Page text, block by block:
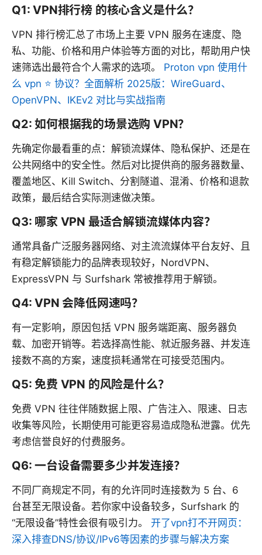
Q1: VPN排行榜 的核心含义是什么？
VPN 排行榜汇总了市场上主要 VPN 服务在速度、隐
私、功能、价格和用户体验等方面的对比，帮助用户快
速筛选出最符合个人需求的选项。 Proton vpn 使用什
么 vpn ⭐ 协议？全面解析 2025版：WireGuard、
OpenVPN、IKEv2 对比与实战指南
Q2: 如何根据我的场景选购 VPN？
先确定你最看重的点：解锁流媒体、隐私保护、还是在
公共网络中的安全性。然后对比提供商的服务器数量、
覆盖地区、Kill Switch、分割隧道、混淆、价格和退款
政策，最后结合实际测速做决策。
Q3: 哪家 VPN 最适合解锁流媒体内容？
通常具备广泛服务器网络、对主流流媒体平台友好、且
有稳定解锁能力的品牌表现较好，NordVPN、
ExpressVPN 与 Surfshark 常被推荐用于解锁。
Q4: VPN 会降低网速吗？
有一定影响，原因包括 VPN 服务端距离、服务器负
载、加密开销等。若选择高性能、就近服务器、并发连
接数不高的方案，速度损耗通常在可接受范围内。
Q5: 免费 VPN 的风险是什么？
免费 VPN 往往伴随数据上限、广告注入、限速、日志
收集等风险，长期使用可能更容易造成隐私泄露。优先
考虑信誉良好的付费服务。
Q6: 一台设备需要多少并发连接？
不同厂商规定不同，有的允许同时连接数为 5 台、6
台甚至无限设备。若你家中设备较多，Surfshark 的
“无限设备”特性会很有吸引力。 开了vpn打不开网页：
深入排查DNS/协议/IPv6等因素的步骤与解决方案